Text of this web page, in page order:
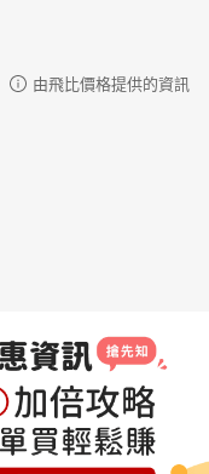
由飛比價格提供的資訊